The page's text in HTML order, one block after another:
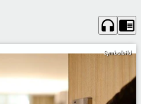
headphones chrome_reader_mode
Symbolbild